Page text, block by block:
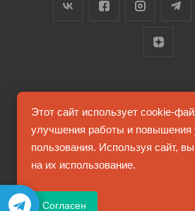
2026 ©
Информация на сайте не является
Этот сайт использует cookie-
улучшения работы и повышения
пользования. Используя сайт,
на их использование.
Согласен